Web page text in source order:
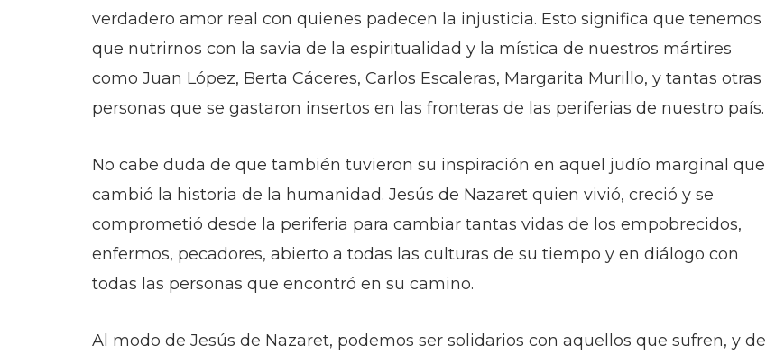
verdadero amor real con quienes padecen la injusticia. Esto significa que tenemos
que nutrirnos con la savia de la espiritualidad y la mística de nuestros mártires
como Juan López, Berta Cáceres, Carlos Escaleras, Margarita Murillo, y tantas otras
personas que se gastaron insertos en las fronteras de las periferias de nuestro país.
No cabe duda de que también tuvieron su inspiración en aquel judío marginal que
cambió la historia de la humanidad. Jesús de Nazaret quien vivió, creció y se
comprometió desde la periferia para cambiar tantas vidas de los empobrecidos,
enfermos, pecadores, abierto a todas las culturas de su tiempo y en diálogo con
todas las personas que encontró en su camino.
Al modo de Jesús de Nazaret, podemos ser solidarios con aquellos que sufren, y de